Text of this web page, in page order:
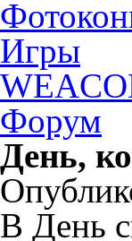
Игры
Форум
День,
В День